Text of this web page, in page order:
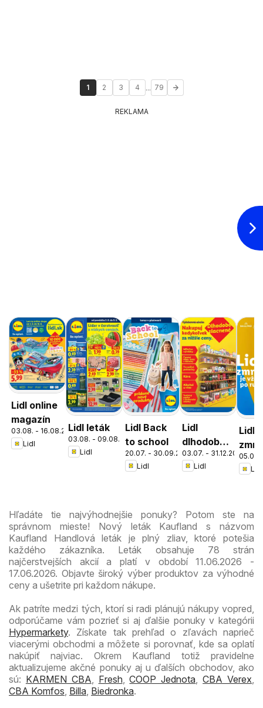
1 2 3 4 ... 79
REKLAMA
Lidl online
magazín
03.08. - 16.08.2026
Lidl
Lidl leták
03.08. - 09.08.2026
Lidl
Lidl Back
to school
20.07. - 30.09.2026
Lidl
Lidl
dlhodobo
zlacnené
03.07. - 31.12.2026
Lidl
Lidl
05.05.
Lidl
Hľadáte tie najvýhodnejšie ponuky? Potom ste na
správnom mieste! Nový leták Kaufland s názvom
Kaufland Handlová leták je plný zliav, ktoré potešia
každého zákazníka. Leták obsahuje 78 strán
najčerstvejších akcií a platí v období 11.06.2026 -
17.06.2026. Objavte široký výber produktov za výhodné
ceny a ušetrite pri každom nákupe.
Ak patríte medzi tých, ktorí si radi plánujú nákupy vopred,
odporúčame vám pozrieť si aj ďalšie ponuky v kategórii
Hypermarkety. Získate tak prehľad o zľavách naprieč
viacerými obchodmi a môžete si porovnať, kde sa oplatí
nakúpiť najviac. Okrem Kaufland totiž pravidelne
aktualizujeme akčné ponuky aj u ďalších obchodov, ako
sú: KARMEN CBA, Fresh,COOP Jednota,CBA Verex,
CBA Komfos, Billa, Biedronka.